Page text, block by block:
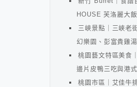
HOUSE 芙洛麗大
三峽景點｜三峽老
幻樂園、彭富貴雞
桃園藝文特區美食
邊片皮鴨三吃與港
桃園市區｜艾佳牛